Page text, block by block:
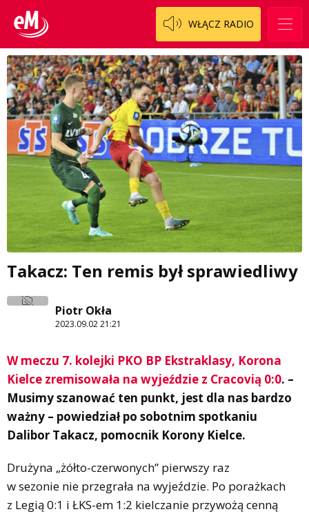
WŁĄCZ RADIO
Takacz: Ten remis był sprawiedliwy
Piotr Okła
2023.09.02 21:21
W meczu 7. kolejki PKO BP Ekstraklasy, Korona
Kielce zremisowała na wyjeździe z Cracovią 0:0. –
Musimy szanować ten punkt, jest dla nas bardzo
ważny – powiedział po sobotnim spotkaniu
Dalibor Takacz, pomocnik Korony Kielce.
Drużyna „żółto-czerwonych” pierwszy raz
w sezonie nie przegrała na wyjeździe. Po porażkach
z Legią 0:1 i ŁKS-em 1:2 kielczanie przywożą cenną